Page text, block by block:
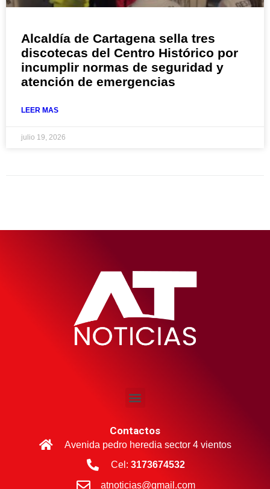
Alcaldía de Cartagena sella tres
discotecas del Centro Histórico por
incumplir normas de seguridad y
atención de emergencias
LEER MAS
julio 19, 2026
Contactos
Avenida pedro heredia sector 4 vientos
Cel: 3173674532
atnoticias@gmail.com